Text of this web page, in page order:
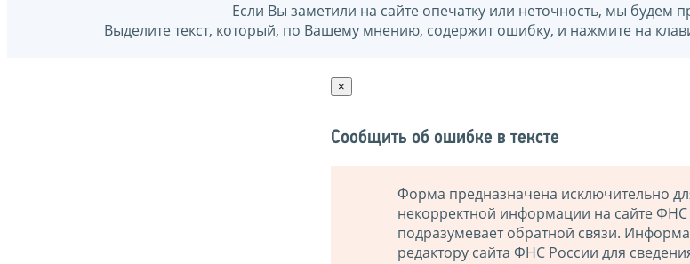
Если Вы заметили на сайте опечатку или неточность, мы будем
Выделите текст, который, по Вашему мнению, содержит ошибку, и нажмите на
×
Сообщить об ошибке в тексте
Форма предназначена исключительно
некорректной информации на сайте
подразумевает обратной связи.
редактору сайта ФНС России для